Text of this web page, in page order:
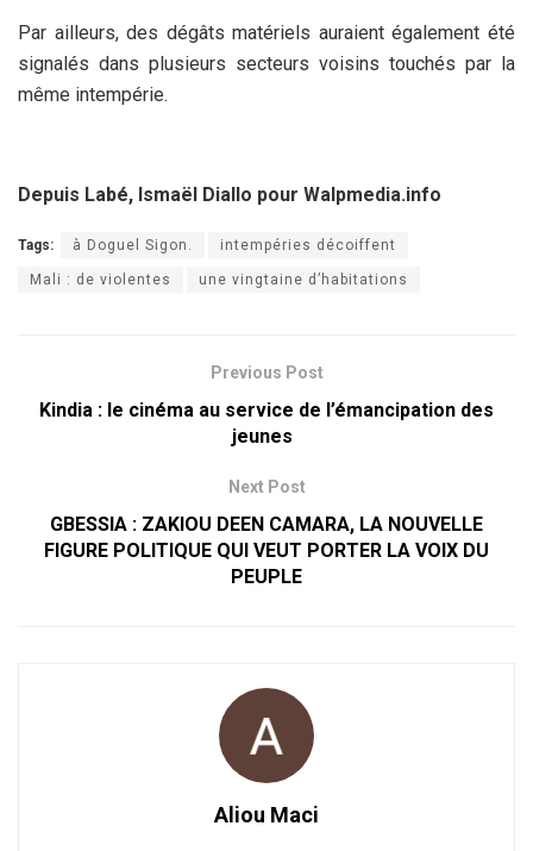
Par ailleurs, des dégâts matériels auraient également été
signalés dans plusieurs secteurs voisins touchés par la
même intempérie.
Depuis Labé, Ismaël Diallo pour Walpmedia.info
Tags: à Doguel Sigon. intempéries décoiffent
Mali : de violentes une vingtaine d’habitations
Previous Post
Kindia : le cinéma au service de l’émancipation des
jeunes
Next Post
GBESSIA : ZAKIOU DEEN CAMARA, LA NOUVELLE
FIGURE POLITIQUE QUI VEUT PORTER LA VOIX DU
PEUPLE
Aliou Maci